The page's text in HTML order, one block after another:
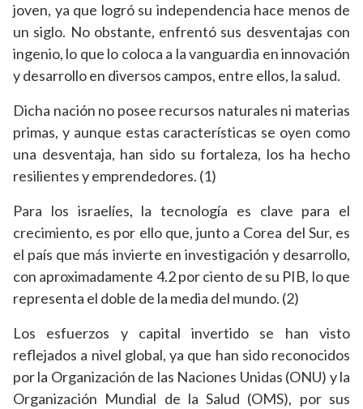
joven, ya que logró su independencia hace menos de
un siglo. No obstante, enfrentó sus desventajas con
ingenio, lo que lo coloca a la vanguardia en innovación
y desarrollo en diversos campos, entre ellos, la salud.
Dicha nación no posee recursos naturales ni materias
primas, y aunque estas características se oyen como
una desventaja, han sido su fortaleza, los ha hecho
resilientes y emprendedores. (1)
Para los israelíes, la tecnología es clave para el
crecimiento, es por ello que, junto a Corea del Sur, es
el país que más invierte en investigación y desarrollo,
con aproximadamente 4.2 por ciento de su PIB, lo que
representa el doble de la media del mundo. (2)
Los esfuerzos y capital invertido se han visto
reflejados a nivel global, ya que han sido reconocidos
por la Organización de las Naciones Unidas (ONU) y la
Organización Mundial de la Salud (OMS), por sus